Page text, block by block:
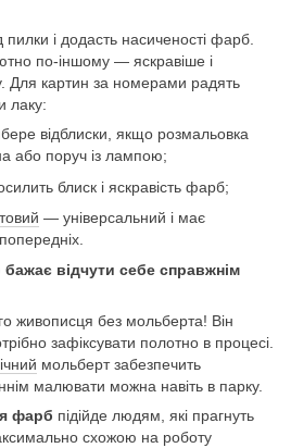
пилки і додасть насиченості фарб.
по-іншому — яскравіше і
Для картин за номерами радять
лаку:
відблиски, якщо розмальовка
або поруч із лампою;
блиск і яскравість фарб;
— універсальний і має
відчути себе справжнім
живописця без мольберта! Він
зафіксувати полотно в процесі.
мольберт забезпечить
малювати можна навіть в парку.
фарб підійде людям, які прагнуть
схожою на роботу